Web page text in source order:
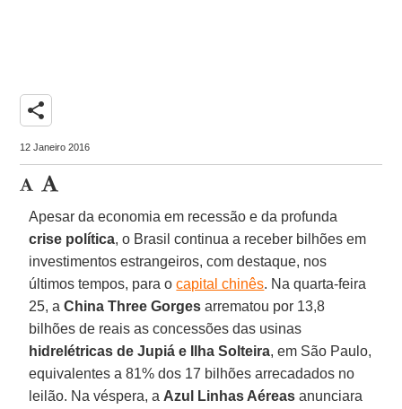
share
12 Janeiro 2016
Apesar da economia em recessão e da profunda
crise política, o Brasil continua a receber bilhões em
investimentos estrangeiros, com destaque, nos
últimos tempos, para ocapital chinês. Na quarta-feira
25, aChina Three Gorges arrematou por 13,8
bilhões de reais as concessões das usinas
hidrelétricas de Jupiá e Ilha Solteira, em São Paulo,
equivalentes a 81% dos 17 bilhões arrecadados no
leilão. Na véspera, a Azul Linhas Aéreas anunciara